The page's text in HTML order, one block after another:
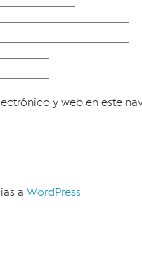
y web en este
a WordPress